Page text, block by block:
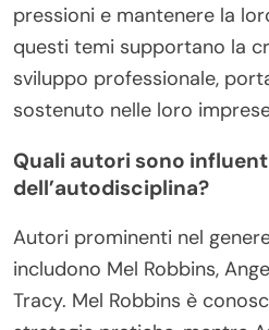
pressioni e mantenere la
questi temi supportano la
sviluppo professionale,
sostenuto nelle loro
Quali autori sono
dell’autodisciplina?
Autori prominenti nel
includono Mel Robbins,
Tracy. Mel Robbins è